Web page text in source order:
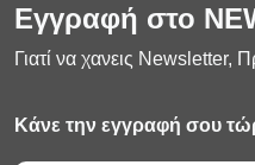
Εγγραφή στο
Γιατί να χανεις Newsletter,
Κάνε την εγγραφή σου